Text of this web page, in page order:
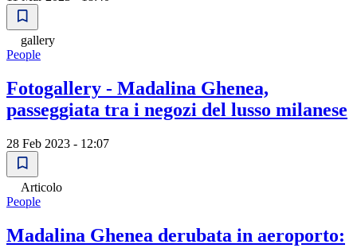
gallery
People
Fotogallery - Madalina Ghenea,
passeggiata tra i negozi del lusso milanese
28 Feb 2023 - 12:07
Articolo
People
Madalina Ghenea derubata in aeroporto: